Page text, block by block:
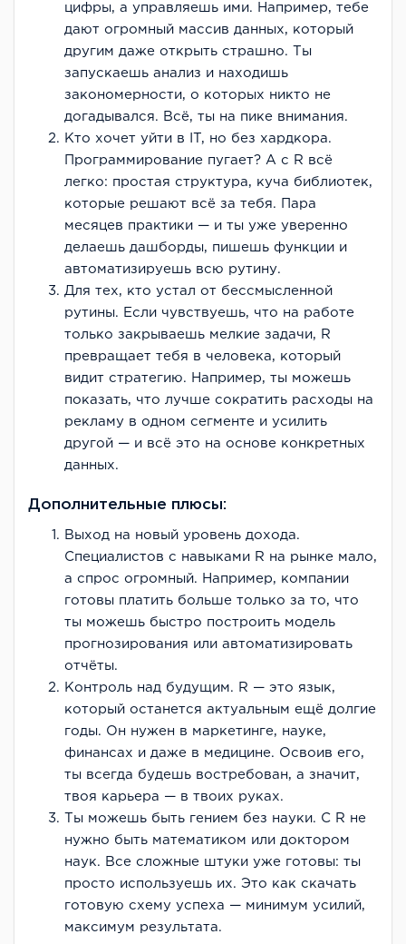
цифры, а управляешь ими. Например, тебе
дают огромный массив данных, который
другим даже открыть страшно. Ты
запускаешь анализ и находишь
закономерности, о которых никто не
догадывался. Всё, ты на пике внимания.
Кто хочет уйти в IT, но без хардкора.
Программирование пугает? А с R всё
легко: простая структура, куча библиотек,
которые решают всё за тебя. Пара
месяцев практики — и ты уже уверенно
делаешь дашборды, пишешь функции и
автоматизируешь всю рутину.
Для тех, кто устал от бессмысленной
рутины. Если чувствуешь, что на работе
только закрываешь мелкие задачи, R
превращает тебя в человека, который
видит стратегию. Например, ты можешь
показать, что лучше сократить расходы на
рекламу в одном сегменте и усилить
другой — и всё это на основе конкретных
данных.
Дополнительные плюсы:
Выход на новый уровень дохода.
Специалистов с навыками R на рынке мало,
а спрос огромный. Например, компании
готовы платить больше только за то, что
ты можешь быстро построить модель
прогнозирования или автоматизировать
отчёты.
Контроль над будущим. R — это язык,
который останется актуальным ещё долгие
годы. Он нужен в маркетинге, науке,
финансах и даже в медицине. Освоив его,
ты всегда будешь востребован, а значит,
твоя карьера — в твоих руках.
Ты можешь быть гением без науки. С R не
нужно быть математиком или доктором
наук. Все сложные штуки уже готовы: ты
просто используешь их. Это как скачать
готовую схему успеха — минимум усилий,
максимум результата.